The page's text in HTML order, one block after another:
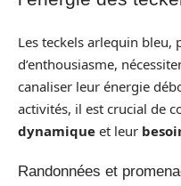
Les teckels arlequin bleu,
d’enthousiasme,
canaliser leur énergie
activités, il est crucial de
dynamique et leur
Randonnées et